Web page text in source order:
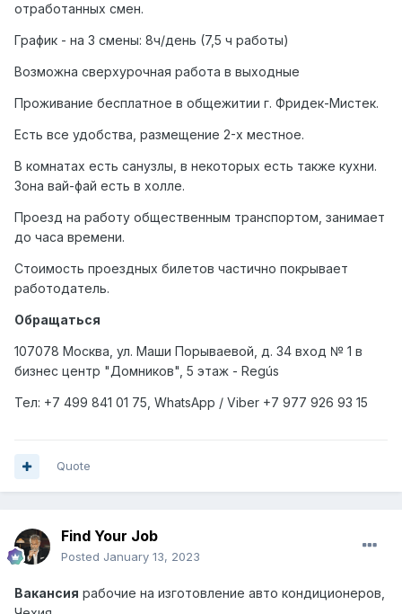
отработанных смен.
График - на 3 смены: 8ч/день (7,5 ч работы)
Возможна сверхурочная работа в выходные
Проживание бесплатное в общежитии г. Фридек-Мистек.
Есть все удобства, размещение 2-х местное.
В комнатах есть санузлы, в некоторых есть также кухни.
Зона вай-фай есть в холле.
Проезд на работу общественным транспортом, занимает
до часа времени.
Стоимость проездных билетов частично покрывает
работодатель.
Обращаться
107078 Москва, ул. Маши Порываевой, д. 34 вход № 1 в
бизнес центр "Домников", 5 этаж - Regús
Тел: +7 499 841 01 75, WhatsApp / Viber +7 977 926 93 15
Quote
Find Your Job
Posted January 13, 2023
Вакансия рабочие на изготовление авто кондиционеров,